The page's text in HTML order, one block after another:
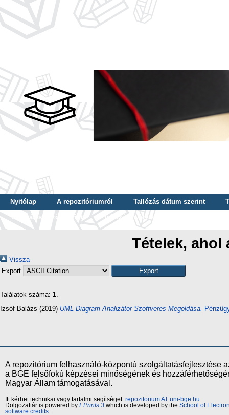
Nyitólap A repozitóriumról Tallózás dátum szerint
Tallózás szerző szerint
Tallózás nyelv szerint
Tételek, ahol
Vissza
Export
Találatok száma: 1.
Izsóf Balázs (2019) UML Diagram Analizátor Szoftveres Megoldása.
A repozitórium felhasználó-központú szolgáltatásfejlesztése
a BGE felsőfokú képzései minőségének és
Magyar Állam támogatásával.
Itt kérhet technikai vagy tartalmi segítséget: repozitorium AT uni-bge.hu
Dolgozattár is powered by EPrints 3 which is developed by the School of
software credits